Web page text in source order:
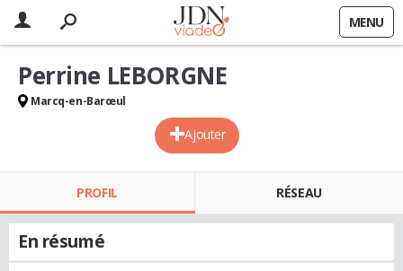
MENU
Ajouter
Perrine LEBORGNE
Marcq-en-Barœul
PROFIL RÉSEAU
En résumé